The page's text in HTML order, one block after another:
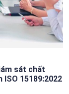
sát chất
15189:2022